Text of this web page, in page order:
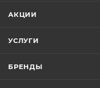
АКЦИИ
УСЛУГИ
БРЕНДЫ